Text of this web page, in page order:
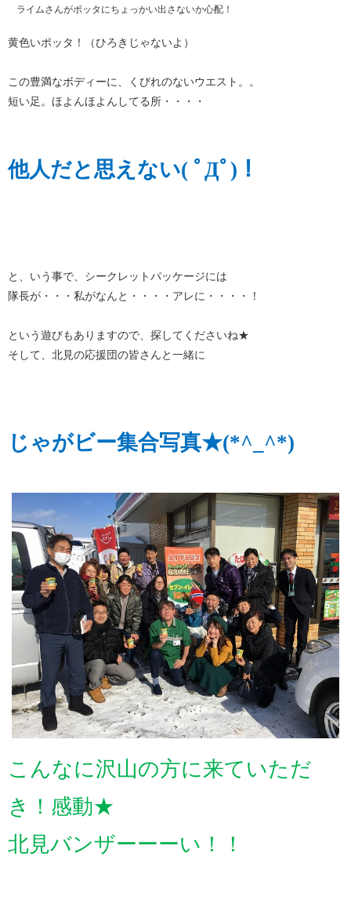
ライムさんがポッタにちょっかい出さないか心配！
黄色いポッタ！（ひろきじゃないよ）
この豊満なボディーに、くびれのないウエスト。。
短い足。ほよんほよんしてる所・・・・
他人だと思えない( ﾟДﾟ)！
と、いう事で、シークレットパッケージには
隊長が・・・私がなんと・・・・アレに・・・・！
という遊びもありますので、探してくださいね★
そして、北見の応援団の皆さんと一緒に
じゃがビー集合写真★(*^_^*)
こんなに沢山の方に来ていただ
き！感動★
北見バンザーーーい！！